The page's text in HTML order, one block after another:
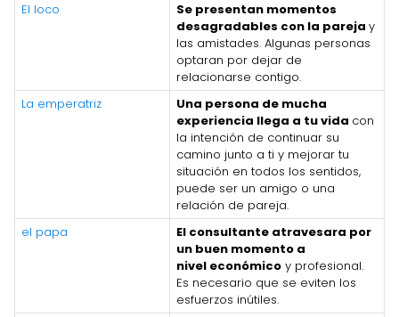
El loco
Se presentan momentos
desagradables con la pareja y
las amistades. Algunas personas
optaran por dejar de
relacionarse contigo.
La emperatriz
Una persona de mucha
experiencia llega a tu vida con
la intención de continuar su
camino junto a ti y mejorar tu
situación en todos los sentidos,
puede ser un amigo o una
relación de pareja.
el papa
El consultante atravesara por
un buen momento a
nivel económico y profesional.
Es necesario que se eviten los
esfuerzos inútiles.